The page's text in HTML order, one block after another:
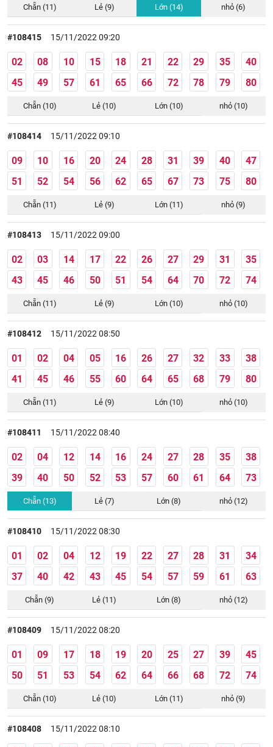
Chẵn (11) Lẻ (9) Lớn (14) nhỏ (6)
#108415 15/11/2022 09:20
02 08 10 15 18 21 22 29 35
40
45
49 57 61 65 66 72 78 79 80
Chẵn (10) Lẻ (10) Lớn (10) nhỏ (10)
#108414 15/11/2022 09:10
09 10 16 20 24 28 31 39 40
47
51
52 54 56 62 65 67 73 75 80
Chẵn (11) Lẻ (9) Lớn (11) nhỏ (9)
#108413 15/11/2022 09:00
02 03 14 17 22 26 27 29 31
35
43
45 46 50 51 54 64 70 72 74
Chẵn (11) Lẻ (9) Lớn (10) nhỏ (10)
#108412 15/11/2022 08:50
01 02 04 05 16 26 27 32 33
38
41
45 46 55 60 64 65 68 79 80
Chẵn (11) Lẻ (9) Lớn (10) nhỏ (10)
#108411 15/11/2022 08:40
02 04 12 14 16 24 27 28 35
38
39
40 50 52 53 57 60 61 64 73
Chẵn (13) Lẻ (7) Lớn (8) nhỏ (12)
#108410 15/11/2022 08:30
01 02 04 12 19 22 27 28 31
34
37
40 42 43 45 54 57 59 61 63
Chẵn (9) Lẻ (11) Lớn (8) nhỏ (12)
#108409 15/11/2022 08:20
01 09 17 18 19 20 25 27 39
45
50
51 53 54 62 64 66 68 72 74
Chẵn (10) Lẻ (10) Lớn (11) nhỏ (9)
#108408 15/11/2022 08:10